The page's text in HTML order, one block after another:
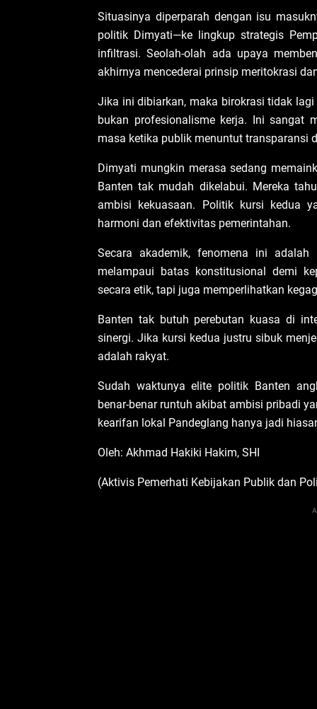
Situasinya diperparah dengan isu
politik Dimyati—ke lingkup strategis
infiltrasi. Seolah-olah ada upaya
akhirnya mencederai prinsip meritokrasi
Jika ini dibiarkan, maka birokrasi tidak
bukan profesionalisme kerja. Ini sangat
masa ketika publik menuntut transparansi
Dimyati mungkin merasa sedang
Banten tak mudah dikelabui. Mereka
ambisi kekuasaan. Politik kursi kedua
harmoni dan efektivitas pemerintahan.
Secara akademik, fenomena ini
melampaui batas konstitusional demi
secara etik, tapi juga memperlihatkan
Banten tak butuh perebutan kuasa di
sinergi. Jika kursi kedua justru sibuk
adalah rakyat.
Sudah waktunya elite politik Banten
benar-benar runtuh akibat ambisi pribadi
kearifan lokal Pandeglang hanya jadi
Oleh: Akhmad Hakiki Hakim, SHI
(Aktivis Pemerhati Kebijakan Publik dan